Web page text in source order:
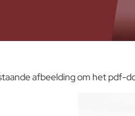
afbeelding om het pdf-